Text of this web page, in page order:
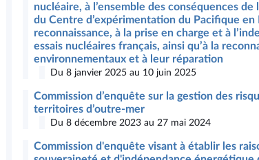
nucléaire, à l’ensemble des conséquences
du Centre d’expérimentation du Pacifique en
reconnaissance, à la prise en charge et à
essais nucléaires français, ainsi qu’à la
environnementaux et à leur réparation
Du 8 janvier 2025 au 10 juin 2025
Commission d’enquête sur la gestion des
territoires d’outre-mer
Du 8 décembre 2023 au 27 mai 2024
Commission d'enquête visant à établir les